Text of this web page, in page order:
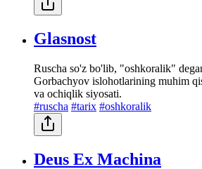
Glasnost
Ruscha so'z bo'lib, "oshkoralik"
Gorbachyov islohotlarining muhim
va ochiqlik siyosati.
#ruscha #tarix #oshkoralik
Deus Ex Machina